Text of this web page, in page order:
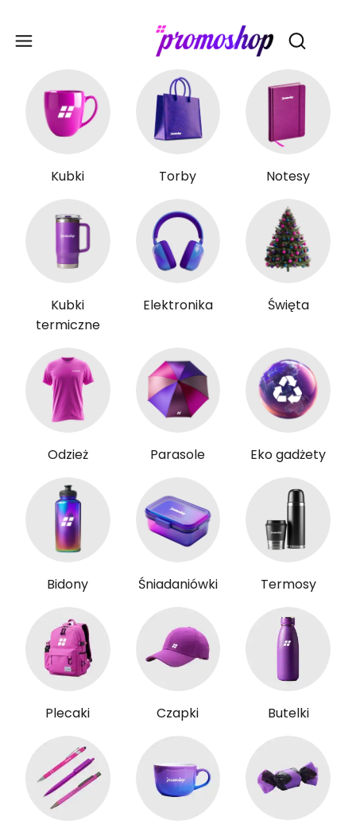
Otwórz
Kubki Torby Notesy
Kubki
termiczne
Elektronika Święta
Odzież Parasole Eko gadżety
Bidony Śniadaniówki Termosy
Plecaki Czapki Butelki